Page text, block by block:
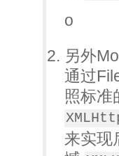
o
另外
通过
照标准
来实现